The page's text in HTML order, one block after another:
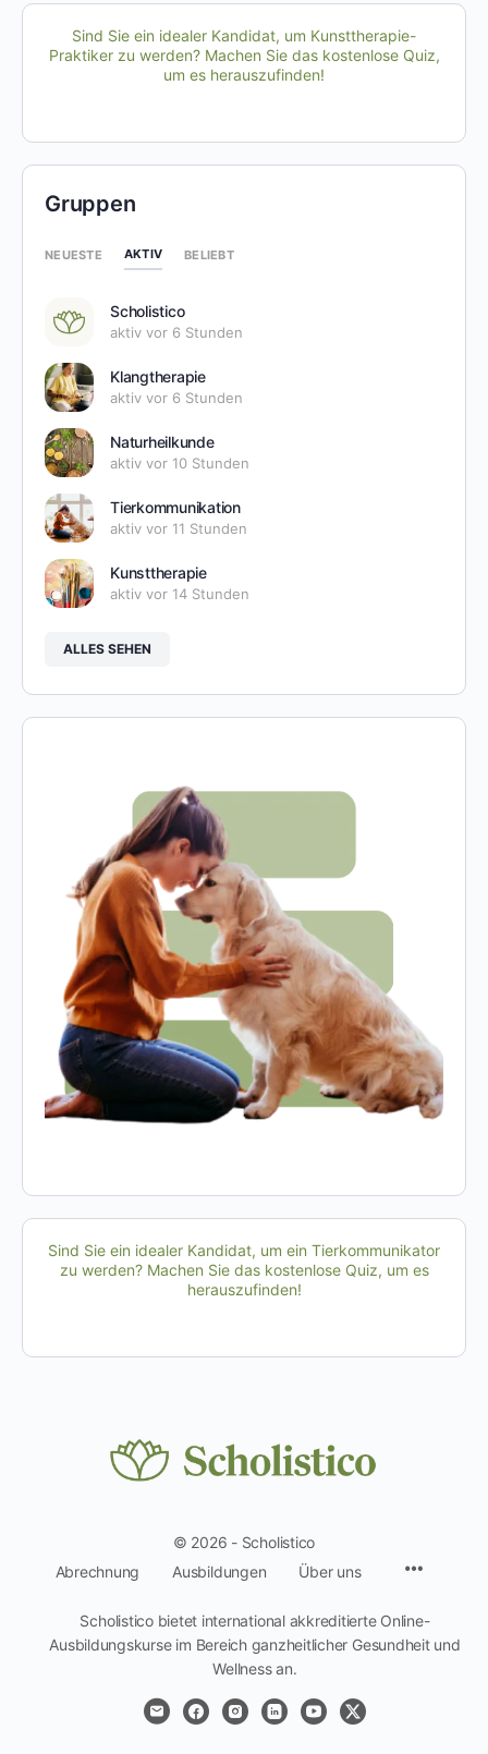
Sind Sie ein idealer Kandidat, um Kunsttherapie-
Praktiker zu werden? Machen Sie das kostenlose Quiz,
um es herauszufinden!
Gruppen
NEUESTE AKTIV BELIEBT
Scholistico
aktiv vor 6 Stunden
Klangtherapie
aktiv vor 6 Stunden
Naturheilkunde
aktiv vor 10 Stunden
Tierkommunikation
aktiv vor 11 Stunden
Kunsttherapie
aktiv vor 14 Stunden
ALLES SEHEN
Sind Sie ein idealer Kandidat, um ein Tierkommunikator
zu werden? Machen Sie das kostenlose Quiz, um es
herauszufinden!
© 2026 - Scholistico
Abrechnung
Ausbildungen Über uns
Scholistico bietet international akkreditierte Online-
Ausbildungskurse im Bereich ganzheitlicher Gesundheit und
Wellness an.